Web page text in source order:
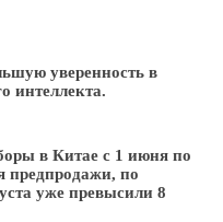
уверенность в
интеллекта.
в Китае с 1 июня по
предпродажи, по
уже превысили 8